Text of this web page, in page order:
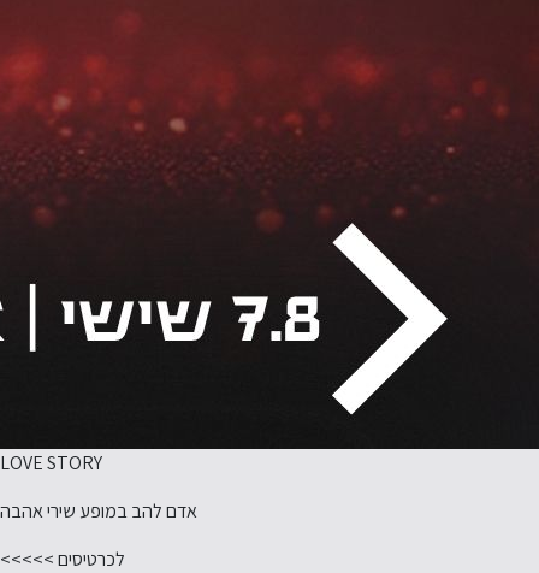
LOVE STORY
אדם להב במופע שירי אהבה
לכרטיסים >>>>>